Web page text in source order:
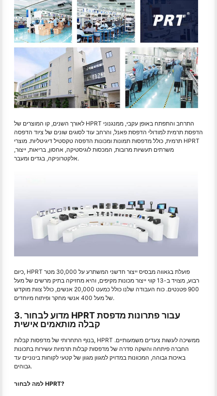
לאורך השנים, קו המוצרים של HPRT התרחב והתפתח באופן עקבי, ממנגנוני
הדפסת תרמית למודולי הדפסת פאנל, והרחב עוד לסוגים שונים של ציוד הדפסה
תרמית, כולל מדפסות תמונות ומכונות הדפסה טקסטיל דיגיטליות. מוצרי HPRT
משרתים תעשיות מרובות, המכסות לוגיסטיקה, אחסון, בריאות, ייצור,
אלקטרוניקה, בגדים ומעבר.
כיום, HPRT פועלת בגאווה מבסיס ייצור חדשני המשתרע על 30,000 מטר
רבוע, מצויד ב-13 קווי ייצור מכונות מקיפים, והיא מחזיקה בתיק מרשים של מעל
900 פטנטים. כוח העבודה שלנו כולל כמעט 20,000 אנשים, כולל צוות מוקדש
של מעל 400 אנשי מחקר ופיתוח מיוחדים.
3. מדוע לבחור HPRT עבור פתרונות מדפסת
קבלה מותאמים אישית
בנוף התחרותי של מדפסות קבלות, HPRT ממשיכה לעשות צעדים משמעותיים.
החברה פיתחה והשקה סדרה של מדפסות קבלות תרמיות עשירות בתכונות
באיכות גבוהה, המכוונות במדויק למגוון מגוון של קטעי לקוחות בינוניים עד
גבוהים.
למה לבחור HPRT?